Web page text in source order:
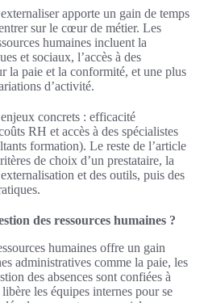
apporte un gain de temps
sur le cœur de métier. Les
humaines incluent la
et sociaux, l’accès à des
la paie et la conformité, et une plus
d’activité.
concrets : efficacité
RH et accès à des spécialistes
formation). Le reste de l’article
de choix d’un prestataire, la
et des outils, puis des
des ressources humaines ?
humaines offre un gain
administratives comme la paie, les
des absences sont confiées à
les équipes internes pour se